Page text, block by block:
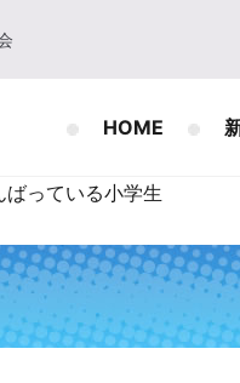
HOME
ばっている小学生